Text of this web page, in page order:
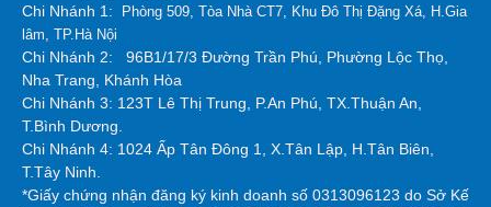
Chi Nhánh 1:
Phòng 509, Tòa Nhà CT7, Khu Đô Thị Đặng Xá, H.Gia
lâm, TP.Hà Nội
Chi Nhánh 2:
96B1/17/3 Đường Trần Phú, Phường Lộc Thọ,
Nha Trang, Khánh Hòa
Chi Nhánh 3: 123T Lê Thị Trung, P.An Phú, TX.Thuận An,
T.Bình Dương.
Chi Nhánh 4: 1024 Ấp Tân Đông 1, X.Tân Lập, H.Tân Biên,
T.Tây Ninh.
*Giấy chứng nhận đăng ký kinh doanh số 0313096123 do Sở Kế